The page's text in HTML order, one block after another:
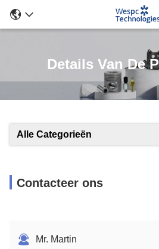
Details Van De
Alle Categorieën
Contacteer ons
Mr. Martin